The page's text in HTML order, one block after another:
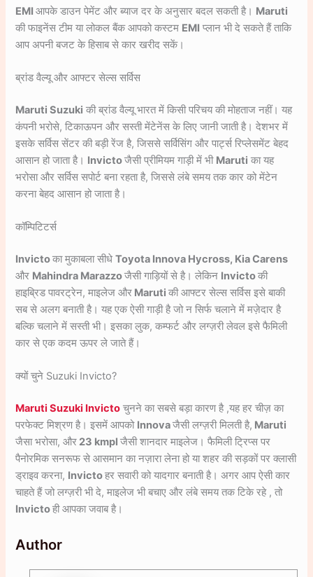
EMIआपके डाउन पेमेंट और ब्याज दर के अनुसार बदल सकती है। Maruti
की फाइनेंस टीम या लोकल बैंक आपको कस्टम EMI प्लान भी दे सकते हैं ताकि
आप अपनी बजट के हिसाब से कार खरीद सकें।
ब्रांड वैल्यू और आफ्टर सेल्स सर्विस
Maruti Suzuki की ब्रांड वैल्यू भारत में किसी परिचय की मोहताज नहीं। यह
कंपनी भरोसे, टिकाऊपन और सस्ती मेंटेनेंस के लिए जानी जाती है। देशभर में
इसके सर्विस सेंटर की बड़ी रेंज है, जिससे सर्विसिंग और पार्ट्स रिप्लेसमेंट बेहद
आसान हो जाता है। Invictoजैसी प्रीमियम गाड़ी में भी Maruti का यह
भरोसा और सर्विस सपोर्ट बना रहता है, जिससे लंबे समय तक कार को मेंटेन
करना बेहद आसान हो जाता है।
कॉम्पिटिटर्स
Invictoका मुकाबला सीधेToyota Innova Hycross, Kia Carens
और Mahindra Marazzoजैसी गाड़ियों से है। लेकिन Invictoकी
हाइब्रिड पावरट्रेन, माइलेज और Marutiकी आफ्टर सेल्स सर्विस इसे बाकी
सब से अलग बनाती है। यह एक ऐसी गाड़ी है जो न सिर्फ चलाने में मज़ेदार है
बल्कि चलाने में सस्ती भी। इसका लुक, कम्फर्ट और लग्ज़री लेवल इसे फैमिली
कार से एक कदम ऊपर ले जाते हैं।
क्यों चुने Suzuki Invicto?
Maruti Suzuki Invicto चुनने का सबसे बड़ा कारण है ,यह हर चीज़ का
परफेक्ट मिश्रण है। इसमें आपको Innovaजैसी लग्ज़री मिलती है, Maruti
जैसा भरोसा, और 23 kmplजैसी शानदार माइलेज। फैमिली ट्रिप्स पर
पैनोरमिक सनरूफ से आसमान का नज़ारा लेना हो या शहर की सड़कों पर क्लासी
ड्राइव करना, Invictoहर सवारी को यादगार बनाती है। अगर आप ऐसी कार
चाहते हैं जो लग्ज़री भी दे, माइलेज भी बचाए और लंबे समय तक टिके रहे , तो
Invictoही आपका जवाब है।
Author